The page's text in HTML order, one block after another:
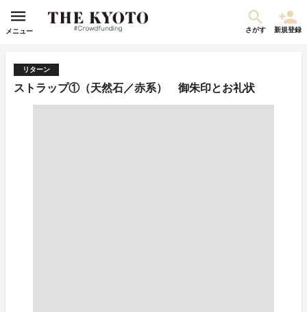
メニュー さがす 新規登録
リターン
ストラップ①（天然石／赤系） 御朱印とお礼状